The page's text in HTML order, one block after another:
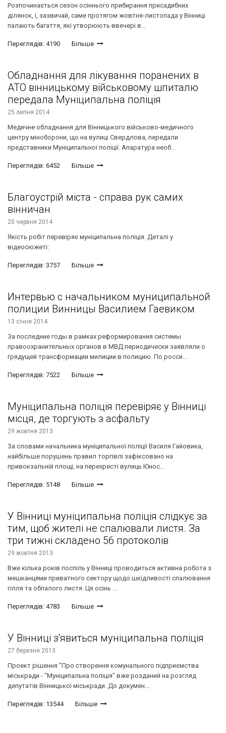
Розпочинається сезон осіннього прибирання присадибних
ділянок, і, зазвичай, саме протягом жовтня-листопада у Вінниці
палають багаття, які утворюють ввечері в...
Переглядів: 4190 Більше
Обладнання для лікування поранених в
АТО вінницькому військовому шпиталю
передала Муніципальна поліція
25 липня 2014
Медичне обладнання для Вінницького військово-медичного
центру міноборони, що на вулиці Свердлова, передали
представники Муніципальної поліції. Апаратура необ...
Переглядів: 6452 Більше
Благоустрій міста - справа рук самих
вінничан
20 червня 2014
Якість робіт перевіряє муніципальна поліція. Деталі у
відеосюжеті:
Переглядів: 3757 Більше
Интервью с начальником муниципальной
полиции Винницы Василием Гаевиком
13 січня 2014
За последние годы в рамках реформирования системы
правоохранительных органов в МВД периодически заявляли о
грядущей трансформации милиции в полицию. По росси...
Переглядів: 7522 Більше
Муніципальна поліція перевіряє у Вінниці
місця, де торгують з асфальту
29 жовтня 2013
За словами начальника муніципальної поліції Василя Гайовика,
найбільше порушень правил торгівлі зафіксовано на
привокзальній площі, на перехресті вулиць Юнос...
Переглядів: 5148 Більше
У Вінниці муніципальна поліція слідкує за
тим, щоб жителі не спалювали листя. За
три тижні складено 56 протоколів
29 жовтня 2013
Вже кілька років поспіль у Вінниці проводиться активна робота з
мешканцями приватного сектору щодо шкідливості спалювання
гілля та обпалого листя. Ця осінь ...
Переглядів: 4783 Більше
У Вінниці з'явиться муніципальна поліція
27 березня 2013
Проект рішення "Про створення комунального підприємства
міськради - "Муніципальна поліція" вже розданий на розгляд
депутатів Вінницької міськради. До докумен...
Переглядів: 13544 Більше